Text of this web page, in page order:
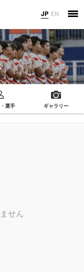
JP EN
選手 ギャラリー
せん